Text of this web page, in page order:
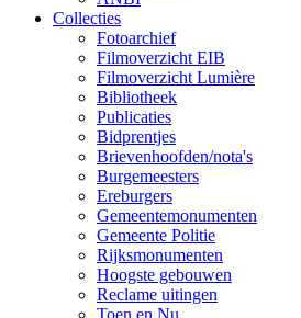
Collecties
Fotoarchief
Filmoverzicht EIB
Filmoverzicht Lumière
Bibliotheek
Publicaties
Bidprentjes
Brievenhoofden/nota's
Burgemeesters
Ereburgers
Gemeentemonumenten
Gemeente Politie
Rijksmonumenten
Hoogste gebouwen
Reclame uitingen
Toen en Nu